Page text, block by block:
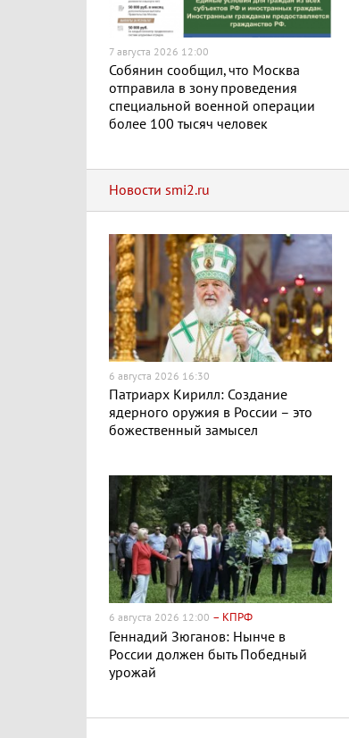
7 августа 2026 12:00
Собянин сообщил, что Москва
отправила в зону проведения
специальной военной операции
более 100 тысяч человек
Новости smi2.ru
6 августа 2026 16:30
Патриарх Кирилл: Создание
ядерного оружия в России – это
божественный замысел
6 августа 2026 12:00 – КПРФ
Геннадий Зюганов: Нынче в
России должен быть Победный
урожай